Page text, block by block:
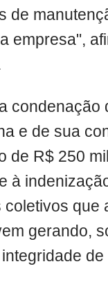
de
empresa",
condenação
e de sua
de R$ 250
à
coletivos que
gerando,
de